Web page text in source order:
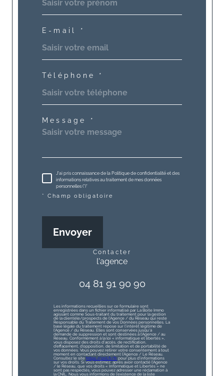
E-mail *
Téléphone *
Message *
J'ai pris connaissance de la Politique de confidentialité et des
informations relatives au traitement de mes données
personnelles (*)*
* Champ obligatoire
Envoyer
contacter
l'agence
04 81 91 90 90
Les informations recueillies sur ce formulaire sont
enregistrées dans un fichier informatisé par La Boite Immo
agissant comme Sous-traitant du traitement pour la gestion
de la clientèle/prospects de l'Agence / du Réseau qui reste
Responsable du Traitement de vos Données personnelles. La
base légale du traitement repose sur l'intérêt légitime de
l'Agence / du Réseau. Elles sont conservées jusqu'à
demande de suppression et sont destinées à l'Agence / au
Réseau. Conformément à la loi « informatique et libertés »,
vous disposez des droits d’accès, de rectification,
d’effacement, d’opposition, de limitation et de portabilité de
vos données. Vous pouvez retirer votre consentement à tout
moment en contactant directement l’Agence / Le Réseau.
Consultez le site https://cnil.fr/fr pour plus d’informations
sur vos droits. Si vous estimez, après avoir contacté l'Agence
/ le Réseau, que vos droits « Informatique et Libertés » ne
sont pas respectés, vous pouvez adresser une réclamation à
la CNIL. Nous vous informons de l’existence de la liste